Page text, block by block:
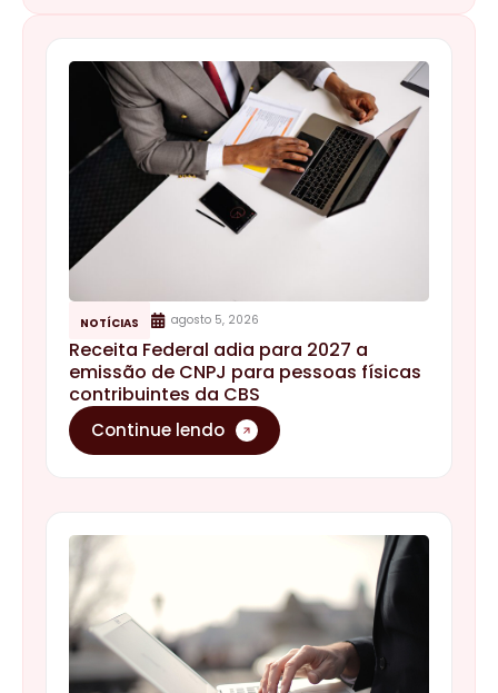
NOTÍCIAS agosto 5, 2026
Receita Federal adia para 2027 a
emissão de CNPJ para pessoas físicas
contribuintes da CBS
NOTÍCIAS julho 7, 2026
Reforma Tributária: a partir de 3 de